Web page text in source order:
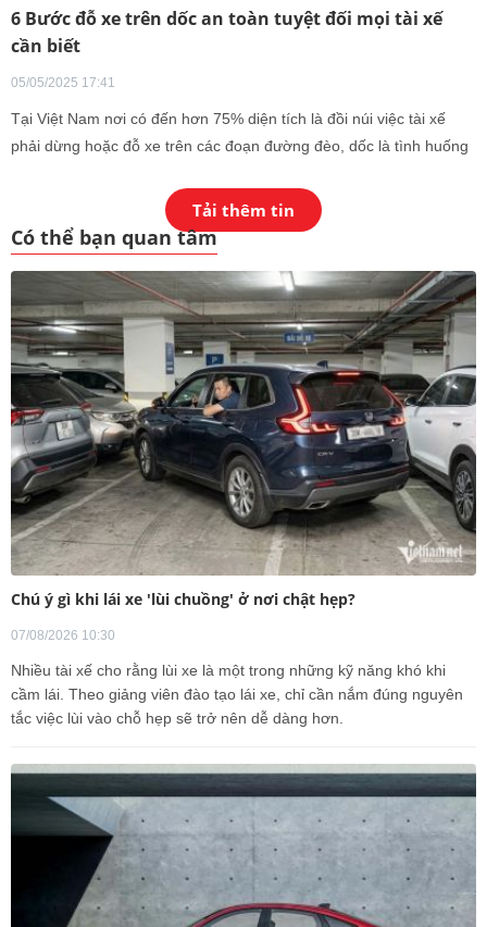
6 Bước đỗ xe trên dốc an toàn tuyệt đối mọi tài xế
cần biết
05/05/2025 17:41
Tại Việt Nam nơi có đến hơn 75% diện tích là đồi núi việc tài xế
phải dừng hoặc đỗ xe trên các đoạn đường đèo, dốc là tình huống
hoặc khu vực miền núi. Tuy nhiên, không ít người vẫn chủ quan
cho rằng việc đỗ xe trên dốc cũng tương tự như trên mặt đường
bằng phẳng. Trên thực tế, quan điểm này tiềm ẩn nhiều rủi ro bởi
đặc thù địa hình dốc đòi hỏi thao tác kỹ thuật và biện pháp an toàn
riêng biệt để tránh nguy cơ xe bị trôi hoặc gây tai nạn ngoài ý
muốn.
Tải thêm tin
Có thể bạn quan tâm
Chú ý gì khi lái xe 'lùi chuồng' ở nơi chật hẹp?
07/08/2026 10:30
Nhiều tài xế cho rằng lùi xe là một trong những kỹ năng khó khi
cầm lái. Theo giảng viên đào tạo lái xe, chỉ cần nắm đúng nguyên
tắc việc lùi vào chỗ hẹp sẽ trở nên dễ dàng hơn.